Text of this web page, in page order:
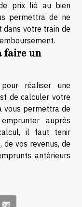
prix lié au bien
permettra de ne
dans votre train de
faire un
réaliser une
de calculer votre
vous permettra de
auprès
il faut tenir
de vos revenus, de
antérieurs